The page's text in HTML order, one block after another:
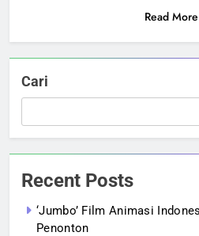
Read More
Cari
Recent Posts
‘Jumbo’ Film Animasi
Penonton